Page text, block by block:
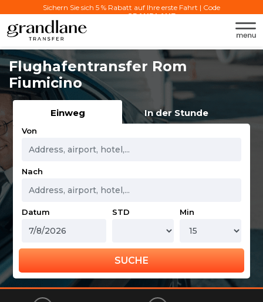
Sichern Sie sich 5 % Rabatt auf Ihre erste Fahrt | Code
verwenden:GRANDLANE
Flughafentransfer Rom
Fiumicino
Einweg In der Stunde
Von
Nach
Datum STD Min
SUCHE